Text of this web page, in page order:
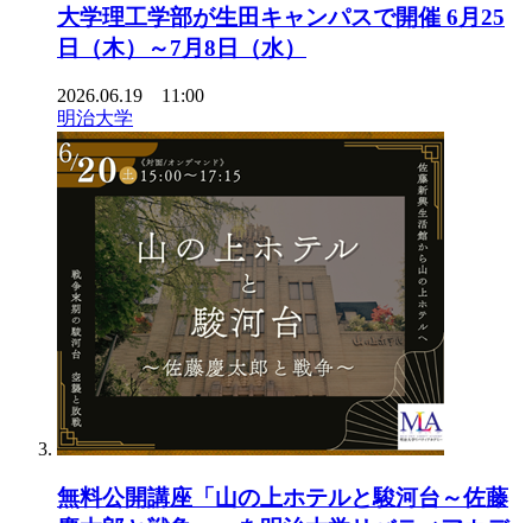
大学理工学部が生田キャンパスで開催 6月25
日（木）～7月8日（水）
2026.06.19 11:00
明治大学
無料公開講座「山の上ホテルと駿河台～佐藤